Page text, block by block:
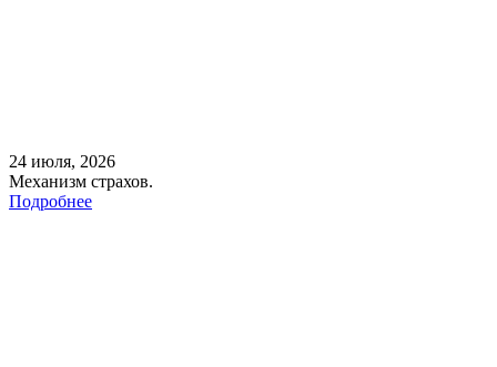
24 июля, 2026
Механизм страхов.
Подробнее